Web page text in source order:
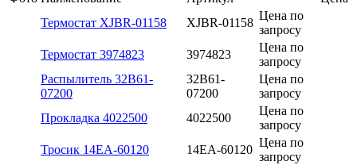
Термостат XJBR-01158
XJBR-01158
Цена по
запросу
Термостат 3974823
3974823
Цена по
запросу
Распылитель 32B61-
07200
32B61-
07200
Цена по
запросу
Прокладка 4022500
4022500
Цена по
запросу
Тросик 14EA-60120
14EA-60120
Цена по
запросу